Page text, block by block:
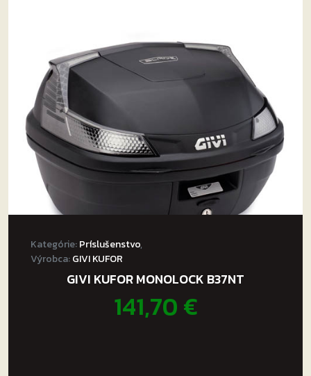
Kategórie:Príslušenstvo,
Výrobca:GIVI KUFOR
GIVI KUFOR MONOLOCK B37NT
141,70€